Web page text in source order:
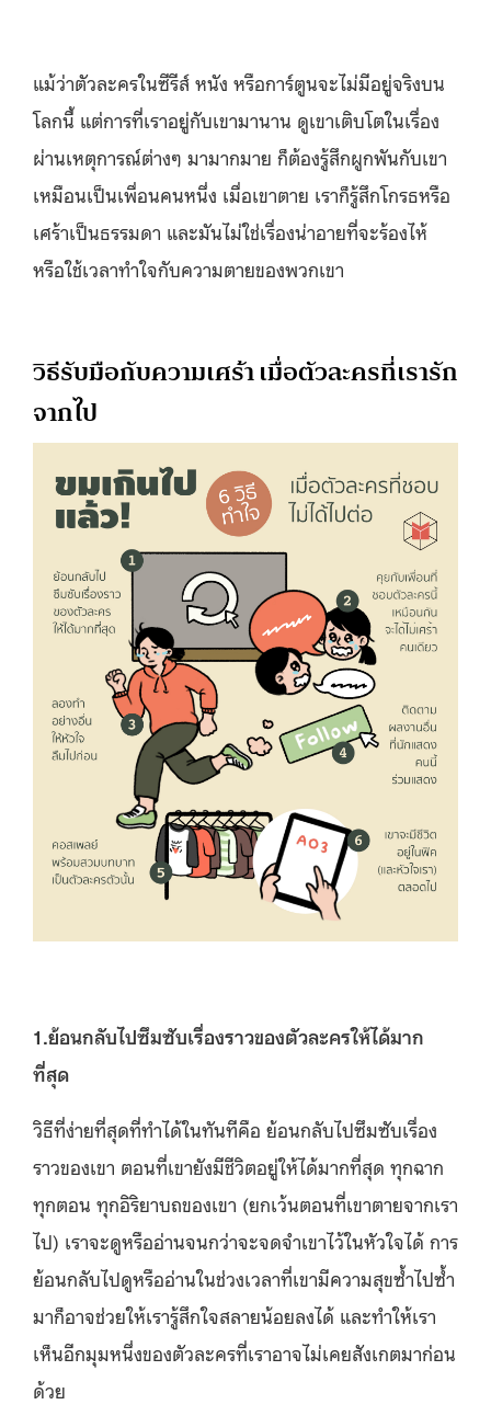
แม้ว่าตัวละครในซีรีส์ หนัง หรือการ์ตูนจะไม่มีอยู่จริงบน
โลกนี้ แต่การที่เราอยู่กับเขามานาน ดูเขาเติบโตในเรื่อง
ผ่านเหตุการณ์ต่างๆ มามากมาย ก็ต้องรู้สึกผูกพันกับเขา
เหมือนเป็นเพื่อนคนหนึ่ง เมื่อเขาตาย เราก็รู้สึกโกรธหรือ
เศร้าเป็นธรรมดา และมันไม่ใช่เรื่องน่าอายที่จะร้องไห้
หรือใช้เวลาทำใจกับความตายของพวกเขา
วิธีรับมือกับความเศร้า เมื่อตัวละครที่เรารัก
จากไป
1.ย้อนกลับไปซึมซับเรื่องราวของตัวละครให้ได้มาก
ที่สุด
วิธีที่ง่ายที่สุดที่ทำได้ในทันทีคือ ย้อนกลับไปซึมซับเรื่อง
ราวของเขา ตอนที่เขายังมีชีวิตอยู่ให้ได้มากที่สุด ทุกฉาก
ทุกตอน ทุกอิริยาบถของเขา (ยกเว้นตอนที่เขาตายจากเรา
ไป) เราจะดูหรืออ่านจนกว่าจะจดจำเขาไว้ในหัวใจได้ การ
ย้อนกลับไปดูหรืออ่านในช่วงเวลาที่เขามีความสุขซ้ำไปซ้ำ
มาก็อาจช่วยให้เรารู้สึกใจสลายน้อยลงได้ และทำให้เรา
เห็นอีกมุมหนึ่งของตัวละครที่เราอาจไม่เคยสังเกตมาก่อน
ด้วย